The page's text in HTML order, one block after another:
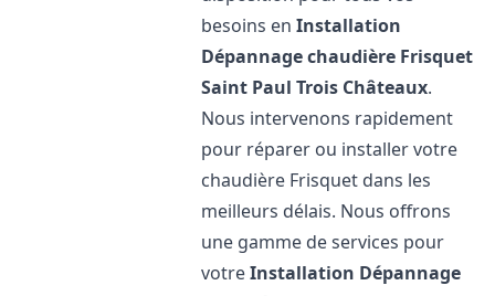
besoins enInstallation
Dépannage chaudière Frisquet
Saint Paul Trois Châteaux.
Nous intervenons rapidement
pour réparer ou installer votre
chaudière Frisquet dans les
meilleurs délais. Nous offrons
une gamme de services pour
votreInstallation Dépannage